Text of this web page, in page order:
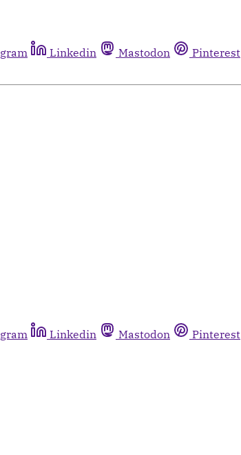
Linkedin Mastodon Pinterest
Linkedin Mastodon Pinterest